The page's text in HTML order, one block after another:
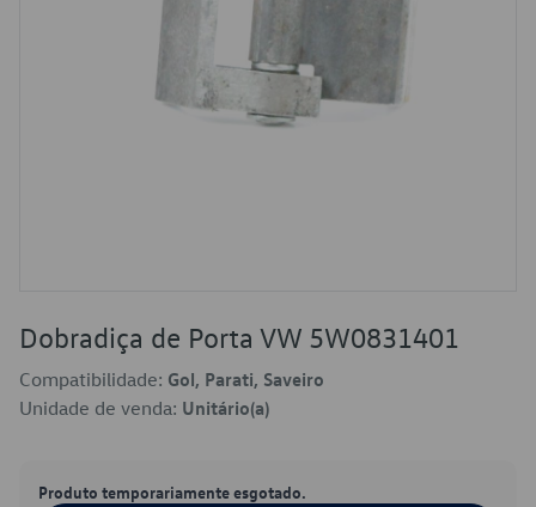
Dobradiça de Porta VW 5W0831401
Compatibilidade: Gol, Parati, Saveiro
Unidade de venda: Unitário(a)
Produto temporariamente esgotado.